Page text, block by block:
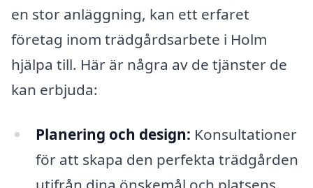
en stor anläggning, kan ett erfaret
företag inom trädgårdsarbete i Holm
hjälpa till. Här är några av de tjänster de
kan erbjuda:
Planering och design: Konsultationer
för att skapa den perfekta trädgården